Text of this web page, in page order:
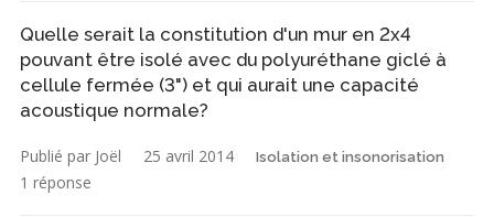
Quelle serait la constitution d'un mur en 2x4
pouvant être isolé avec du polyuréthane giclé à
cellule fermée (3") et qui aurait une capacité
acoustique normale?
Publié par Joël 25 avril 2014 Isolation et insonorisation
1 réponse